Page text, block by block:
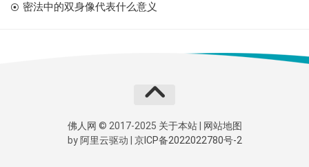
密法中的双身像代表什么意义
佛人网 © 2017-2025 关于本站|
网站地图
by 阿里云驱动 | 京ICP备2022022780号-2